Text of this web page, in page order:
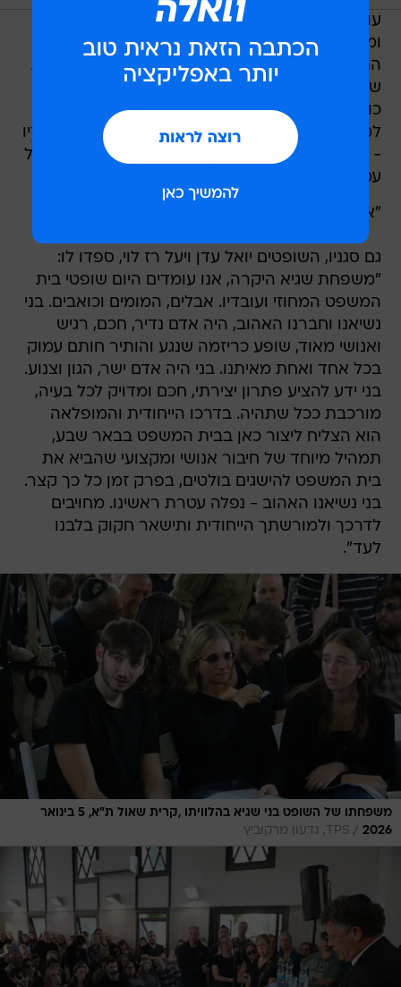
עוד אמר נשיא העליון כי שגיא היה דמות אהובה
ומרכזית במערכת המשפט, וכי כל מי שעבד עמו
התרשם מיכולותיו המקצועיות ומהכריזמה האנושית
שלו. "שופטים, עובדים, עורכי דין ואפילו נאשמים -
כולם נשבו בקסמו", אמר. בסיום דבריו פנה עמית
למשפחתו של שגיא - הוריו, אחיותיו, רעייתו יעל וילדיו
- ואמר כי מערכת המשפט כולה מרכינה ראש באבל
עמוק ותמשיך לעמוד לצד המשפחה.
"אנחנו נתגעגע אליו מאוד", סיכם.
גם סגניו, השופטים יואל עדן ויעל רז לוי, ספדו לו:
"משפחת שגיא היקרה, אנו עומדים היום שופטי בית
המשפט המחוזי ועובדיו. אבלים, המומים וכואבים. בני
נשיאנו וחברנו האהוב, היה אדם נדיר, חכם, רגיש
ואנושי מאוד, שופע כריזמה שנגע והותיר חותם עמוק
בכל אחד ואחת מאיתנו. בני היה אדם ישר, הגון וצנוע.
בני ידע להציע פתרון יצירתי, חכם ומדויק לכל בעיה,
מורכבת ככל שתהיה. בדרכו הייחודית והמופלאה
הוא הצליח ליצור כאן בבית המשפט בבאר שבע,
תמהיל מיוחד של חיבור אנושי ומקצועי שהביא את
בית המשפט להישגים בולטים, בפרק זמן כל כך קצר.
בני נשיאנו האהוב - נפלה עטרת ראשינו. מחויבים
לדרכך ולמורשתך הייחודית ותישאר חקוק בלבנו
לעד".
משפחתו של השופט בני שגיא בהלוויתו ,קרית שאול ת"א, 5 בינואר
2026
/ TPS, גדעון מרקוביץ